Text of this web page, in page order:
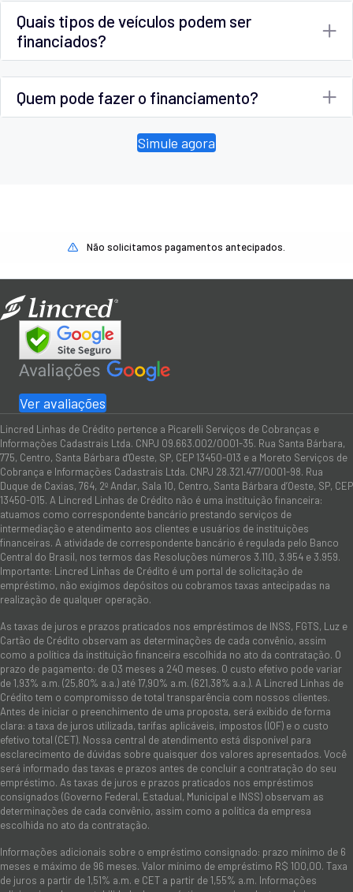
Quais tipos de veículos podem ser
financiados?
Quem pode fazer o financiamento?
Simule agora
Não solicitamos pagamentos antecipados.
Ver avaliações
Lincred Linhas de Crédito pertence a Picarelli Serviços de Cobranças e
Informações Cadastrais Ltda. CNPJ 09.663.002/0001-35. Rua Santa Bárbara,
775, Centro, Santa Bárbara d'Oeste, SP, CEP 13450-013 e a Moreto Serviços de
Cobrança e Informações Cadastrais Ltda. CNPJ 28.321.477/0001-98. Rua
Duque de Caxias, 764, 2º Andar, Sala 10, Centro, Santa Bárbara d’Oeste, SP, CEP
13450-015. A Lincred Linhas de Crédito não é uma instituição financeira:
atuamos como correspondente bancário prestando serviços de
intermediação e atendimento aos clientes e usuários de instituições
financeiras. A atividade de correspondente bancário é regulada pelo Banco
Central do Brasil, nos termos das Resoluções números 3.110, 3.954 e 3.959.
Importante: Lincred Linhas de Crédito é um portal de solicitação de
empréstimo, não exigimos depósitos ou cobramos taxas antecipadas na
realização de qualquer operação.
As taxas de juros e prazos praticados nos empréstimos de INSS, FGTS, Luz e
Cartão de Crédito observam as determinações de cada convênio, assim
como a política da instituição financeira escolhida no ato da contratação. O
prazo de pagamento: de 03 meses a 240 meses. O custo efetivo pode variar
de 1,93% a.m. (25,80% a.a.) até 17,90% a.m. (621,38% a.a.). A Lincred Linhas de
Crédito tem o compromisso de total transparência com nossos clientes.
Antes de iniciar o preenchimento de uma proposta, será exibido de forma
clara: a taxa de juros utilizada, tarifas aplicáveis, impostos (IOF) e o custo
efetivo total (CET). Nossa central de atendimento está disponível para
esclarecimento de dúvidas sobre quaisquer dos valores apresentados. Você
será informado das taxas e prazos antes de concluir a contratação do seu
empréstimo. As taxas de juros e prazos praticados nos empréstimos
consignados (Governo Federal, Estadual, Municipal e INSS) observam as
determinações de cada convênio, assim como a política da empresa
escolhida no ato da contratação.
Informações adicionais sobre o empréstimo consignado: prazo mínimo de 6
meses e máximo de 96 meses. Valor mínimo de empréstimo R$ 100,00. Taxa
de juros a partir de 1,51% a.m. e CET a partir de 1,55% a.m. Informações